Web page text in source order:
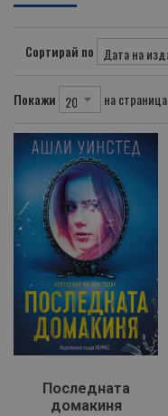
Сортирай по
Покажи на страница
Последната
домакиня